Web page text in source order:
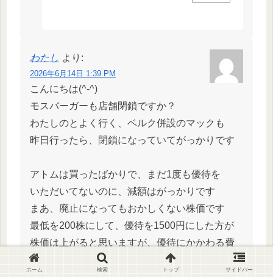
わたし より:
2026年6月14日 1:39 PM
こんにちは(^-^)
モスバーガーも店舗閉鎖ですか？
わたしのとよく行く、ベルク併設のマックも
昨日行ったら、閉鎖になっていてがっかりです
アトムは買ったばかりで、まだ1度も優待を
いただいてないのに、減額はがっかりです
まあ、廃止になってもおかしくない株価です
最低を200株にして、優待を1500円にした方が
株価は上がると思いますが、優待にかかわる費
用を
ホーム 検索 トップ サイドバー